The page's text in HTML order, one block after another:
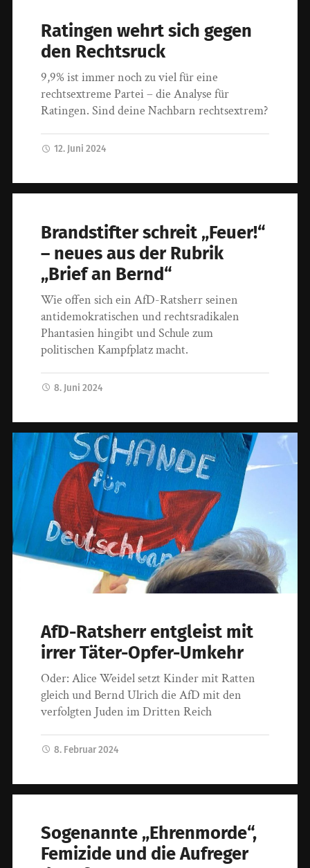
Ratingen wehrt sich gegen
den Rechtsruck
9,9% ist immer noch zu viel für eine
rechtsextreme Partei – die Analyse für
Ratingen. Sind deine Nachbarn rechtsextrem?
12. Juni 2024
Brandstifter schreit „Feuer!“
– neues aus der Rubrik
„Brief an Bernd“
Wie offen sich ein AfD-Ratsherr seinen
antidemokratischen und rechtsradikalen
Phantasien hingibt und Schule zum
politischen Kampfplatz macht.
8. Juni 2024
AfD-Ratsherr entgleist mit
irrer Täter-Opfer-Umkehr
Oder: Alice Weidel setzt Kinder mit Ratten
gleich und Bernd Ulrich die AfD mit den
verfolgten Juden im Dritten Reich
8. Februar 2024
Sogenannte „Ehrenmorde“,
Femizide und die Aufreger